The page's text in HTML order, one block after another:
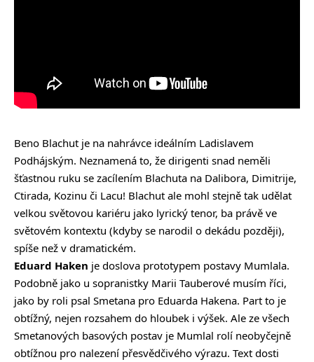
Beno Blachut je na nahrávce ideálním Ladislavem
Podhájským. Neznamená to, že dirigenti snad neměli
šťastnou ruku se zacílením Blachuta na Dalibora, Dimitrije,
Ctirada, Kozinu či Lacu! Blachut ale mohl stejně tak udělat
velkou světovou kariéru jako lyrický tenor, ba právě ve
světovém kontextu (kdyby se narodil o dekádu později),
spíše než v dramatickém.
Eduard Haken je doslova prototypem postavy Mumlala.
Podobně jako u sopranistky Marii Tauberové musím říci,
jako by roli psal Smetana pro Eduarda Hakena. Part to je
obtížný, nejen rozsahem do hloubek i výšek. Ale ze všech
Smetanových basových postav je Mumlal rolí neobyčejně
obtížnou pro nalezení přesvědčivého výrazu. Text dosti